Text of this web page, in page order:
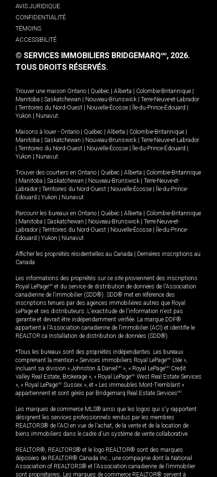
AVIS JURIDIQUE
CONFIDENTIALITÉ
TÉMOINS
ACCESSIBILITÉ
© SERVICES IMMOBILIERS BRIDGEMARQMD, 2026.
TOUS DROITS RÉSERVÉS.
Trouver une maison Ontario Québec Alberta Colombie-Britannique
Manitoba
Saskatchewan Nouveau-Brunswick
Terre-Neuve-et-Labrador
Territoires du Nord-Ouest Nouvelle-Écosse Île-du-Prince-Édouard
Yukon
Nunavut.
Maisons à louer - Ontario Québec Alberta Colombie-Britannique
Manitoba
Saskatchewan Nouveau-Brunswick
Terre-Neuve-et-Labrador
Territoires du Nord-Ouest Nouvelle-Écosse Île-du-Prince-Édouard
Yukon
Nunavut.
Trouver des courtiers en Ontario Québec Alberta
Colombie-Britannique
Manitoba Saskatchewan Nouveau-Brunswick
Terre-Neuve-et-
Labrador
Territoires du Nord-Ouest Nouvelle-Écosse
Île-du-Prince-
Édouard
Yukon Nunavut
Parcourir les bureaux en Ontario Québec Alberta
Colombie-Britannique
Manitoba Saskatchewan Nouveau-Brunswick
Terre-Neuve-et-
Labrador
Territoires du Nord-Ouest Nouvelle-Écosse
Île-du-Prince-
Édouard
Yukon Nunavut
Afficher les propriétés résidentielles au Canada
Dernières inscriptions au
Canada
Les informations des propriétés sur ce site proviennent des inscriptions
Royal LePageMD et du service de distribution de données de l'Association
canadienne de l’immobilier (SDD®). SDD® met en référence des
inscriptions tenues par des agences immobilières autres que Royal
LePage et ses distributeurs. L'exactitude de l'information n'est pas
garantie et devrait être indépendamment vérifiée. La marque DDF®
appartient à l'Association canadienne de l’immobilier (ACI) et identifie le
REALTOR.ca Installation de distribution de données (SDD®).
*Tous les bureaux sont des propriétés indépendantes. Les bureaux
comprenant la mention « Services immobiliers Royal LePageMD Ltée »,
incluant sa division « Johnston & Daniel MD », « Royal LePageMD Credit
Valley Real Estate, Brokerage », « Royal LePageMD West Real Estate Services
», « Royal LePageMD Sussex », et « Les immeubles Mont-Tremblant »
appartiennent et sont gérés par Bridgemarq Real Estate ServicesMD.
Les marques de commerce MLS® ainsi que les logos qui s'y rapportent
désignent les services professionnels rendus par les membres
REALTORS® de l'ACI en vue de l'achat, de la vente et de la location de
biens immobiliers dans le cadre d'un système de vente collaborative.
REALTOR®, REALTORS® et le logo REALTOR® sont des marques
déposées de REALTOR® Canada Inc., une compagnie dont la National
Association of REALTORS® et l'Association canadienne de l’immobilier
sont propriétaires. Les marques de commerce REALTOR® servent à